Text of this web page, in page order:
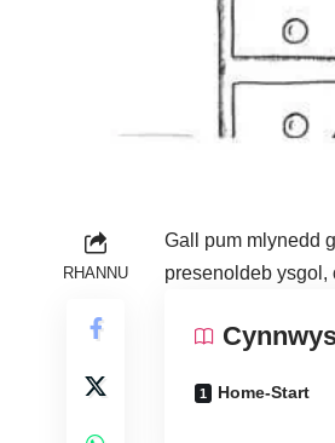
RHANNU
Gall pum mlynedd
presenoldeb ysgol,
Home-Start